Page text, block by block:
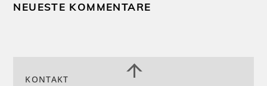
NEUESTE KOMMENTARE
Back
KONTAKT